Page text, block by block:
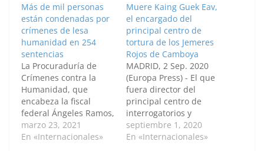
Más de mil personas
están condenadas por
crímenes de lesa
humanidad en 254
sentencias
La Procuraduría de
Crímenes contra la
Humanidad, que
encabeza la fiscal
federal Ángeles Ramos,
informó hoy que a 45
años del último golpe
marzo 23, 2021
En «Internacionales»
Muere Kaing Guek Eav,
el encargado del
principal centro de
tortura de los Jemeres
Rojos de Camboya
MADRID, 2 Sep. 2020
(Europa Press) - El que
fuera director del
principal centro de
interrogatorios y
torturas de los Jemeres
Rojos, Kaing Guek Eav,
septiembre 1, 2020
En «Internacionales»